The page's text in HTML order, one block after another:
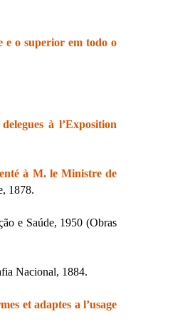
e o superior em todo o
à l’Exposition
à M. le Ministre de
1878.
e Saúde, 1950 (Obras
Nacional, 1884.
et adaptes a l’usage